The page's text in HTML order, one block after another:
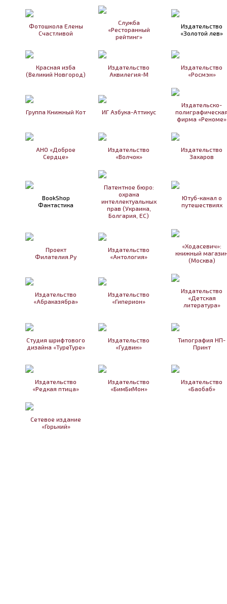
Фотошкола Елены
Счастливой
Служба
«Ресторанный
рейтинг»
Издательство
«Золотой лев»
Красная изба
(Великий Новгород)
Издательство
Аквилегия-М
Издательство
«Росмэн»
Группа Книжный Кот ИГ Азбука-Аттикус
Издательско-
фирма «Реноме»
АНО «Доброе
Сердце»
Издательство
«Волчок»
Издательство
Захаров
BookShop
Фантастика
Патентное бюро:
охрана
интеллектуальных
прав (Украина,
Болгария, ЕС)
Ютуб-канал о
путешествиях
Проект
Филателия.Ру
Издательство
«Антология»
«Ходасевич»:
книжный
(Москва)
Издательство
«Абраказябра»
Издательство
«Гиперион»
Издательство
«Детская
литература»
Студия шрифтового
дизайна «TypeType»
Издательство
«Гудвин»
Типография НП-
Принт
Издательство
«Редкая птица»
Издательство
«БимБиМон»
Издательство
«Баобаб»
Сетевое издание
«Горький»